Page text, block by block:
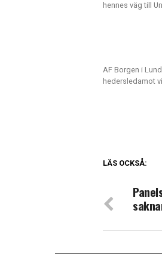
hennes väg till
AF Borgen i
hedersledamot
LÄS OCKSÅ: